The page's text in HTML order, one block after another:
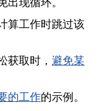
算工作时跳过该
获取时， 避免某
的工作的示例。